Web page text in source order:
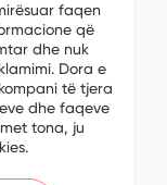
faqen
që
dhe nuk
Dora e
të tjera
dhe faqeve
tona, ju